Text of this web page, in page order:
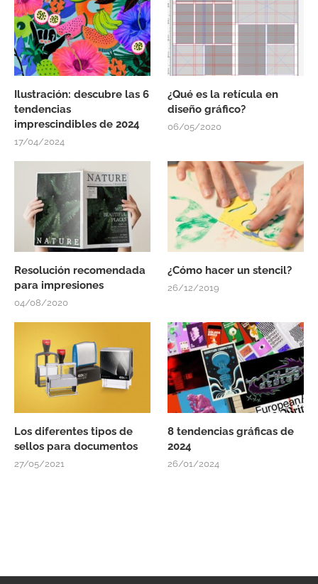
Ilustración: descubre las 6
tendencias
imprescindibles de 2024
17/04/2024
¿Qué es la retícula en
diseño gráfico?
06/05/2020
Resolución recomendada
para impresiones
04/08/2020
¿Cómo hacer un stencil?
26/12/2019
Los diferentes tipos de
sellos para documentos
27/05/2021
8 tendencias gráficas de
2024
26/01/2024